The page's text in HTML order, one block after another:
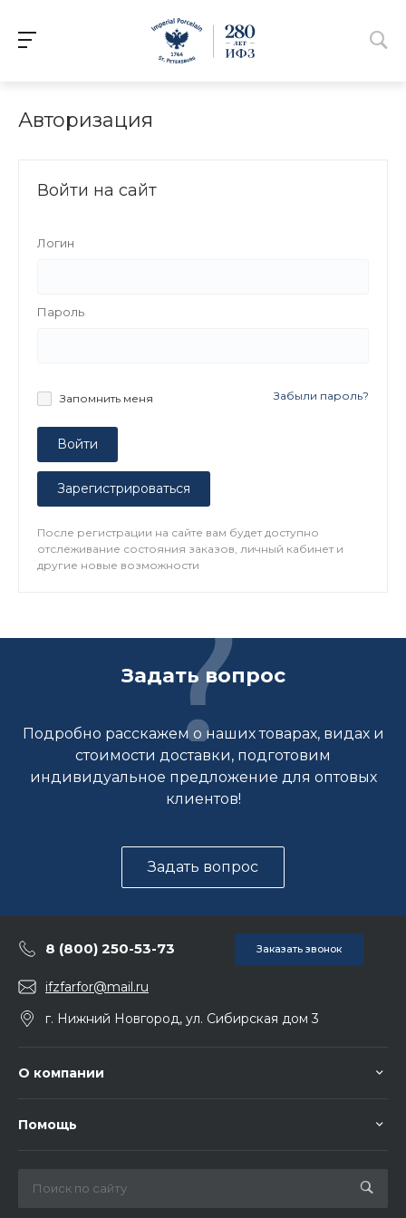
Авторизация
Войти на сайт
Логин
Пароль
Запомнить меня Забыли пароль?
Войти
Зарегистрироваться
После регистрации на сайте вам будет доступно
отслеживание состояния заказов, личный кабинет и
другие новые возможности
Задать вопрос
Подробно расскажем о наших товарах, видах и
стоимости доставки, подготовим
индивидуальное предложение для оптовых
клиентов!
Задать вопрос
8 (800) 250-53-73 Заказать звонок
ifzfarfor@mail.ru
г. Нижний Новгород, ул. Сибирская дом 3
О компании
Помощь